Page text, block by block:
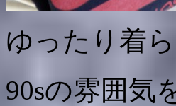
ゆったり着
90sの雰囲気